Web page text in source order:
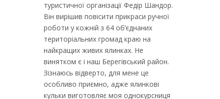
туристичної організації Федір Шандор.
Він вирішив повісити прикраси ручної
роботи у кожній з 64 об’єднаних
територіальних громад краю на
найкращих живих ялинках. Не
винятком є і наш Берегівський район.
Зізнаюсь відверто, для мене це
особливо приємно, адже ялинкові
кульки виготовляє моя однокурсниця